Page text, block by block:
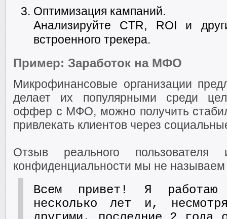
Оптимизация кампаний.
Анализируйте CTR, ROI и
встроенного трекера.
Пример: Заработок на МФО
Микрофинансовые организации
делает их популярными среди
оффер с МФО, можно получить
привлекать клиентов через
Отзыв реального
конфиденциальности мы не называем
Всем привет! Я работаю
несколько лет и,